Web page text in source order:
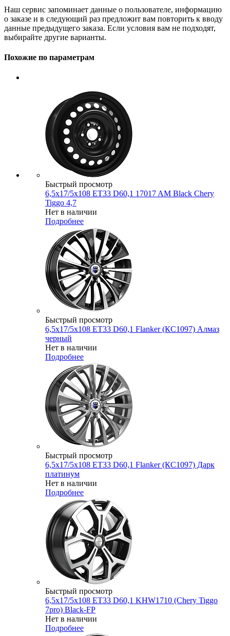
Наш сервис запоминает данные о пользователе, информацию
о заказе и в следующий раз предложит вам повторить к вводу
данные предыдущего заказа. Если условия вам не подходят,
выбирайте другие варианты.
Похожие по параметрам
Быстрый просмотр
6,5x17/5x108 ET33 D60,1 17017 AM Black Chery
Tiggo 4,7
Нет в наличии
Подробнее
Быстрый просмотр
6,5x17/5x108 ET33 D60,1 Flanker (КС1097) Алмаз
черный
Нет в наличии
Подробнее
Быстрый просмотр
6,5x17/5x108 ET33 D60,1 Flanker (КС1097) Дарк
платинум
Нет в наличии
Подробнее
Быстрый просмотр
6,5x17/5x108 ET33 D60,1 KHW1710 (Chery Tiggo
7pro) Black-FP
Нет в наличии
Подробнее